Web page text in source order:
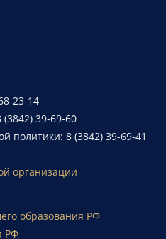
23-14
39-69-60
политики: 8 (3842) 39-69-41
организации
образования РФ
РФ